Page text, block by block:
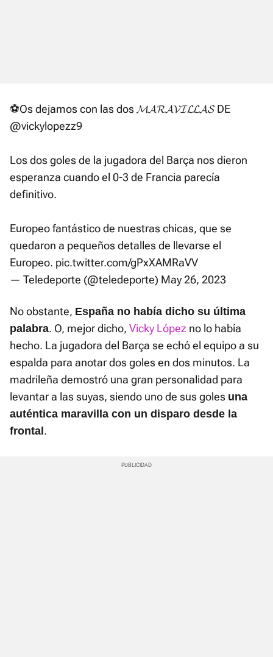
⚽️Os dejamos con las dos 𝓜𝓐𝓡𝓐𝓥𝓘𝓛𝓛𝓐𝓢 DE
@vickylopezz9
Los dos goles de la jugadora del Barça nos dieron
esperanza cuando el 0-3 de Francia parecía
definitivo.
Europeo fantástico de nuestras chicas, que se
quedaron a pequeños detalles de llevarse el
Europeo. pic.twitter.com/gPxXAMRaVV
— Teledeporte (@teledeporte) May 26, 2023
No obstante, España no había dicho su última
palabra. O, mejor dicho, Vicky López no lo había
hecho. La jugadora del Barça se echó el equipo a su
espalda para anotar dos goles en dos minutos. La
madrileña demostró una gran personalidad para
levantar a las suyas, siendo uno de sus goles una
auténtica maravilla con un disparo desde la
frontal .